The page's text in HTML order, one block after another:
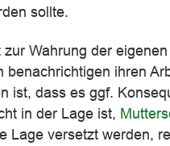
sollte.
Wahrung der
ihren
ist, dass es ggf.
in der Lage ist,
Lage versetzt werden,